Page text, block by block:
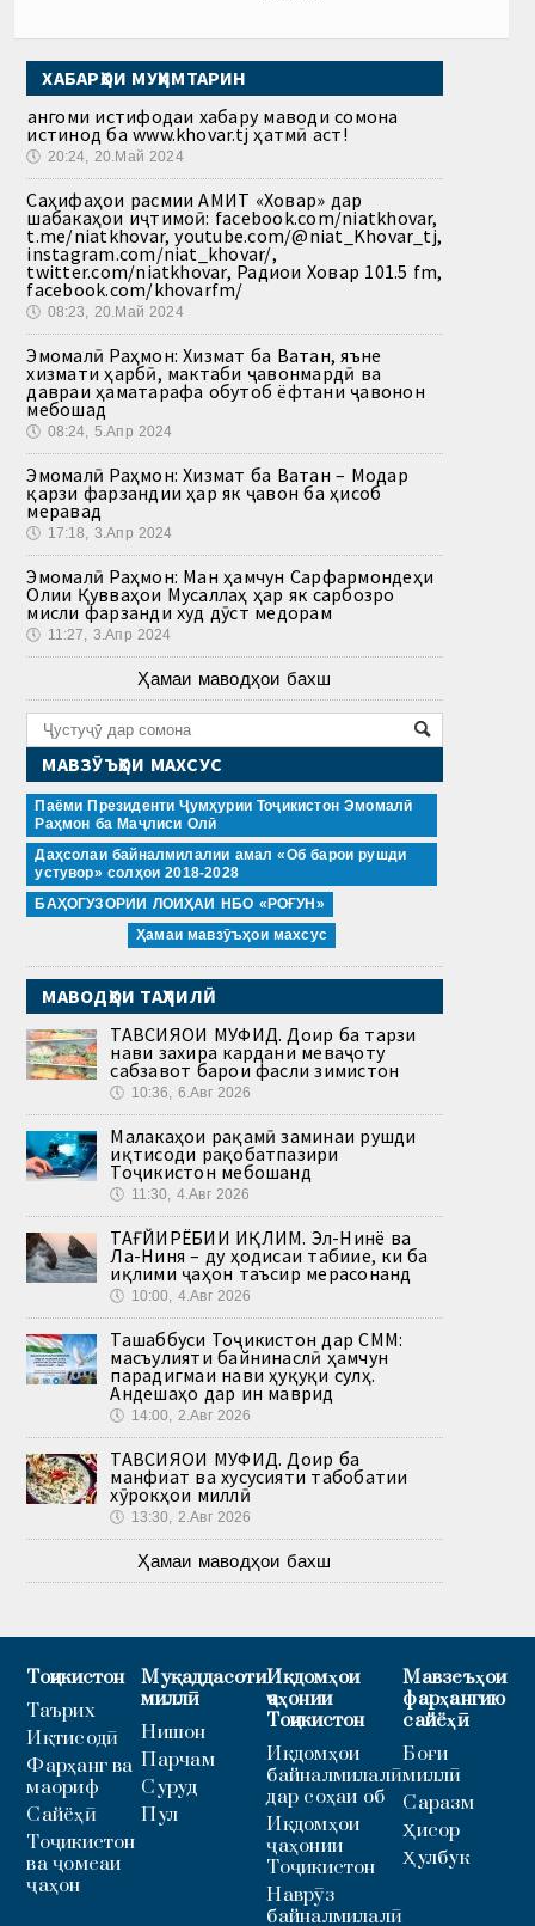
ХАБАРҲОИ МУҲИМТАРИН
Ҳангоми истифодаи хабару маводи сомона
истинод ба www.khovar.tj ҳатмӣ аст!
🕔 20:24, 20.Май 2024
Саҳифаҳои расмии АМИТ «Ховар» дар
шабакаҳои иҷтимоӣ: facebook.com/niatkhovar,
t.me/niatkhovar, youtube.com/@niat_Khovar_tj,
instagram.com/niat_khovar/,
twitter.com/niatkhovar, Радиои Ховар 101.5 fm,
facebook.com/khovarfm/
🕔 08:23, 20.Май 2024
Эмомалӣ Раҳмон: Хизмат ба Ватан, яъне
хизмати ҳарбӣ, мактаби ҷавонмардӣ ва
давраи ҳаматарафа обутоб ёфтани ҷавонон
мебошад
🕔 08:24, 5.Апр 2024
Эмомалӣ Раҳмон: Хизмат ба Ватан – Модар
қарзи фарзандии ҳар як ҷавон ба ҳисоб
меравад
🕔 17:18, 3.Апр 2024
Эмомалӣ Раҳмон: Ман ҳамчун Сарфармондеҳи
Олии Қувваҳои Мусаллаҳ ҳар як сарбозро
мисли фарзанди худ дӯст медорам
🕔 11:27, 3.Апр 2024
Ҳамаи маводҳои бахш
МАВЗӮЪҲОИ МАХСУС
Паёми Президенти Ҷумҳурии Тоҷикистон Эмомалӣ
Раҳмон ба Маҷлиси Олӣ
Даҳсолаи байналмилалии амал «Об барои рушди
устувор» солҳои 2018-2028
БАҲОГУЗОРИИ ЛОИҲАИ НБО «РОҒУН»
Ҳамаи мавзӯъҳои махсус
МАВОДҲОИ ТАҲЛИЛӢ
ТАВСИЯҲОИ МУФИД. Доир ба тарзи
нави захира кардани меваҷоту
сабзавот барои фасли зимистон
🕔 10:36, 6.Авг 2026
Малакаҳои рақамӣ заминаи рушди
иқтисоди рақобатпазири
Тоҷикистон мебошанд
🕔 11:30, 4.Авг 2026
ТАҒЙИРЁБИИ ИҚЛИМ. Эл-Нинё ва
Ла-Ниня – ду ҳодисаи табиие, ки ба
иқлими ҷаҳон таъсир мерасонанд
🕔 10:00, 4.Авг 2026
Ташаббуси Тоҷикистон дар СММ:
масъулияти байнинаслӣ ҳамчун
парадигмаи нави ҳуқуқи сулҳ.
Андешаҳо дар ин маврид
🕔 14:00, 2.Авг 2026
ТАВСИЯҲОИ МУФИД. Доир ба
манфиат ва хусусияти табобатии
хӯрокҳои миллӣ
🕔 13:30, 2.Авг 2026
Ҳамаи маводҳои бахш
Тоҷикистон
Таърих
Иқтисодӣ
Фарҳанг ва
маориф
Сайёҳӣ
Тоҷикистон
ва ҷомеаи
ҷаҳон
Муқаддасоти
миллӣ
Нишон
Парчам
Суруд
Пул
Иқдомҳои
ҷаҳонии
Тоҷикистон
Иқдомҳои
байналмилалӣ
дар соҳаи об
Иқдомҳои
ҷаҳонии
Тоҷикистон
Наврӯз
байналмилалӣ
Мавзеъҳои
фарҳангию
сайёҳӣ
Боғи
миллӣ
Саразм
Ҳисор
Ҳулбук